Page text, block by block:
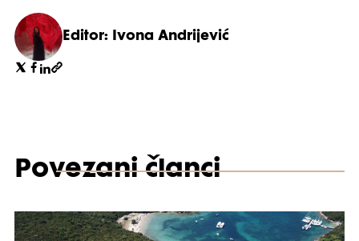
Editor: Ivona Andrijević
Povezani članci